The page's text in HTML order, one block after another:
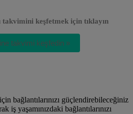
keşfetmek için tıklayın
takvimi keşfedin »
bağlantılarınızı güçlendirebileceğiniz
iş yaşamınızdaki bağlantılarınızı